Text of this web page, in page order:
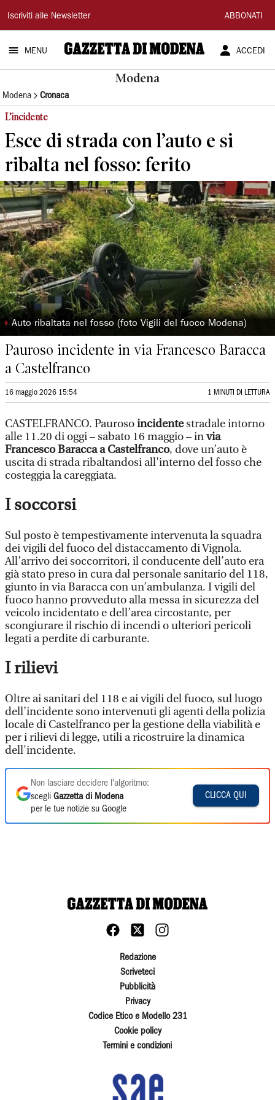
Gazzetta
di
Modena
Iscriviti alle Newsletter ABBONATI
MENU ACCEDI
Modena
Modena Cronaca
L’incidente
Esce di strada con l’auto e si
ribalta nel fosso: ferito
◗ Auto ribaltata nel fosso (foto Vigili del fuoco Modena)
Pauroso incidente in via Francesco Baracca
a Castelfranco
16 maggio 2026 15:54 1 MINUTI DI LETTURA
CASTELFRANCO. Paurosoincidentestradale intorno
alle 11.20 di oggi – sabato 16 maggio – invia
Francesco Baracca a Castelfranco, dove un’auto è
uscita di strada ribaltandosi all’interno del fosso che
costeggia la careggiata.
I soccorsi
​Sul posto è tempestivamente intervenuta la squadra
dei vigili del fuoco del distaccamento di Vignola.
All’arrivo dei soccorritori, il conducente dell’auto era
già stato preso in cura dal personale sanitario del 118,
giunto in via Baracca con un’ambulanza. ​I vigili del
fuoco hanno provveduto alla messa in sicurezza del
veicolo incidentato e dell’area circostante, per
scongiurare il rischio di incendi o ulteriori pericoli
legati a perdite di carburante.
I rilievi
Oltre ai sanitari del 118 e ai vigili del fuoco, sul luogo
dell’incidente sono intervenuti gli agenti della polizia
locale di Castelfranco per la gestione della viabilità e
per i rilievi di legge, utili a ricostruire la dinamica
dell'incidente.
Non lasciare decidere l'algoritmo:
scegli Gazzetta di Modena
per le tue notizie su Google
CLICCA QUI
Redazione
Scriveteci
Pubblicità
Privacy
Codice Etico e Modello 231
Cookie policy
Termini e condizioni